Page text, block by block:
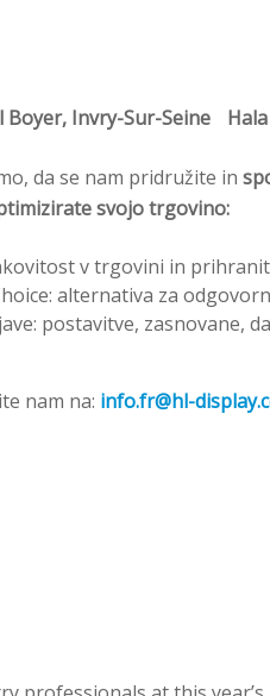
Boyer, Invry-Sur-Seine
da se nam pridružite in
svojo trgovino:
v trgovini in
alternativa za
postavitve, zasnovane,
nam na: info.fr@hl-